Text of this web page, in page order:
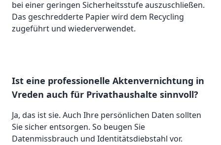
bei einer geringen Sicherheitsstufe auszuschließen.
Das geschredderte Papier wird dem Recycling
zugeführt und wiederverwendet.
Ist eine professionelle Aktenvernichtung in
Vreden auch für Privathaushalte sinnvoll?
Ja, das ist sie. Auch Ihre persönlichen Daten sollten
Sie sicher entsorgen. So beugen Sie
Datenmissbrauch und Identitätsdiebstahl vor.